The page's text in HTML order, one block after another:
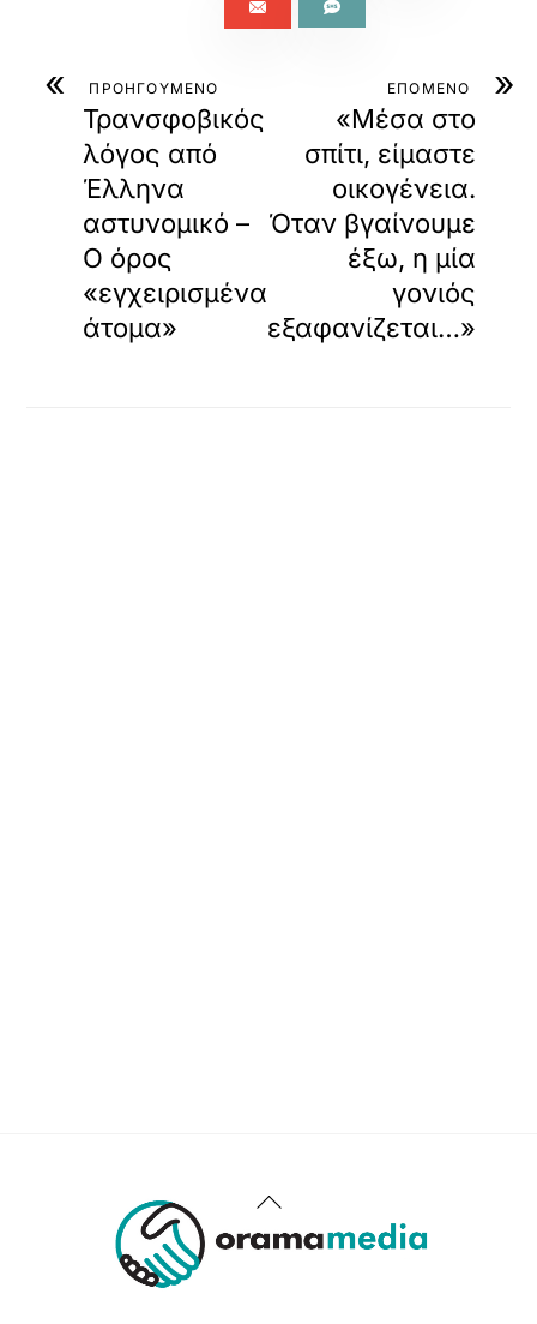
« ΠΡΟΗΓΟΥΜΕΝΟ
Τρανσφοβικός
λόγος από
Έλληνα
αστυνομικό –
Ο όρος
«εγχειρισμένα
άτομα»
»
ΕΠΟΜΕΝΟ
«Μέσα στο
σπίτι, είμαστε
οικογένεια.
Όταν βγαίνουμε
έξω, η μία
γονιός
εξαφανίζεται…»
Back
To